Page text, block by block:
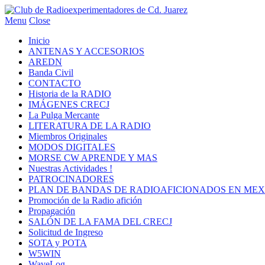
Menu Close
Inicio
ANTENAS Y ACCESORIOS
AREDN
Banda Civil
CONTACTO
Historia de la RADIO
IMÁGENES CRECJ
La Pulga Mercante
LITERATURA DE LA RADIO
Miembros Originales
MODOS DIGITALES
MORSE CW APRENDE Y MAS
Nuestras Actividades !
PATROCINADORES
PLAN DE BANDAS DE RADIOAFICIONADOS EN
Promoción de la Radio afición
Propagación
SALÓN DE LA FAMA DEL CRECJ
Solicitud de Ingreso
SOTA y POTA
W5WIN